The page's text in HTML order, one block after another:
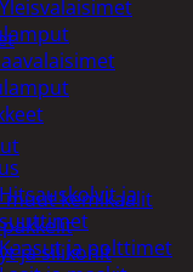
Yleisvalaisimet
Hitsauskolvit ja
suuttimet
Kaasut ja polttimet
muut kemikaalit
ja silikonit